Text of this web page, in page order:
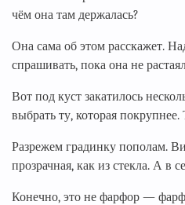
чём она там держалась?
Она сама об этом расскажет.
спрашивать, пока она не
Вот под куст закатилось
выбрать ту, которая
Разрежем градинку пополам.
прозрачная, как из стекла. А в
Конечно, это не фарфор —